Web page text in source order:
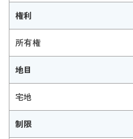
権利
所有権
地目
宅地
制限